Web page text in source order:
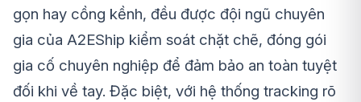
gọn hay cồng kềnh, đều được đội ngũ chuyên
gia của A2EShip kiểm soát chặt chẽ, đóng gói
gia cố chuyên nghiệp để đảm bảo an toàn tuyệt
đối khi về tay. Đặc biệt, với hệ thống tracking rõ